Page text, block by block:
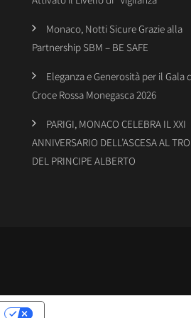
Monaco, Notti Sicure Grazie alla
Partnership SBM – BE SAFE
Eleganza e Generosità per il Gala
Croce Rossa Monegasca 2026
PARIGI, MONACO CELEBRA IL XXI
ANNIVERSARIO DELL’ASCESA AL
DEL PRINCIPE ALBERTO